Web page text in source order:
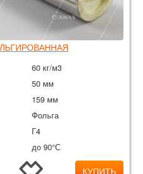
60 кг/м3
50 мм
159 мм
Фольга
Г4
до 90°С
КУПИТЬ